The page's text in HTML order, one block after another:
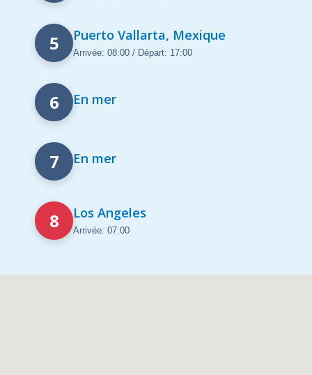
5 Puerto Vallarta, Mexique
Arrivée: 08:00 / Départ: 17:00
6 En mer
7 En mer
8 Los Angeles
Arrivée: 07:00